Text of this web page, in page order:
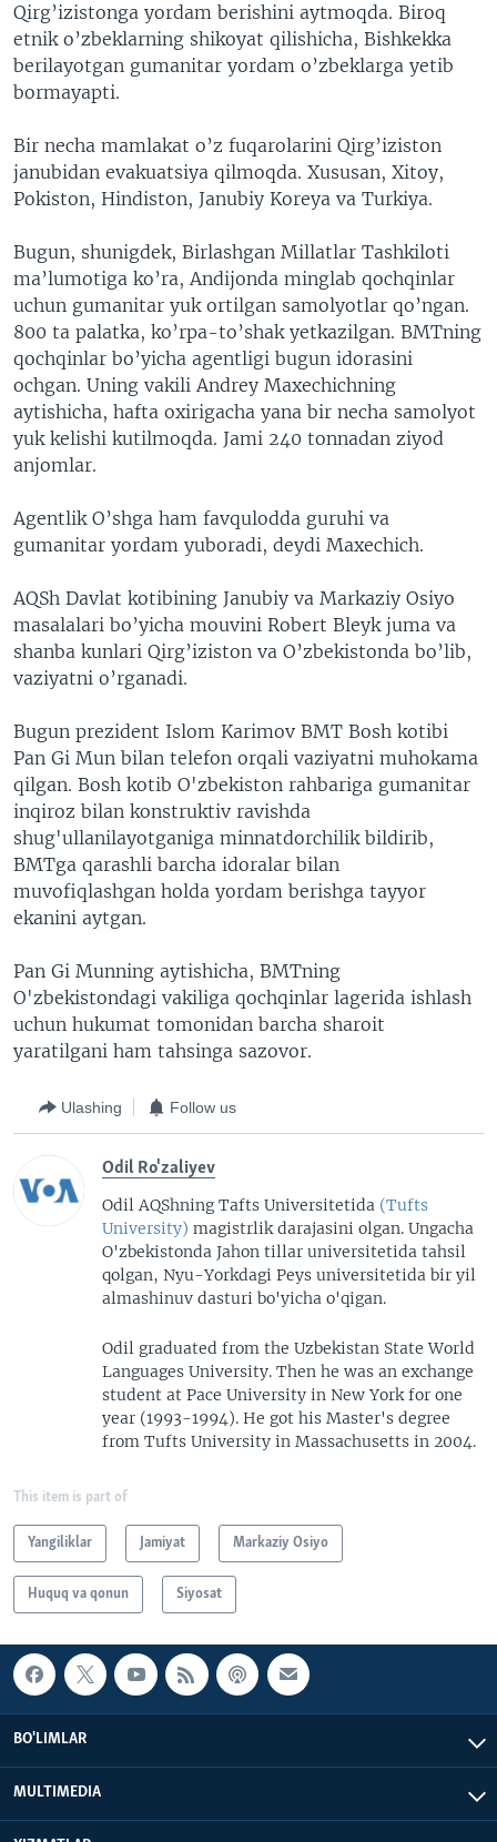
Qirg’izistonga yordam berishini aytmoqda. Biroq
etnik o’zbeklarning shikoyat qilishicha, Bishkekka
berilayotgan gumanitar yordam o’zbeklarga yetib
bormayapti.
Bir necha mamlakat o’z fuqarolarini Qirg’iziston
janubidan evakuatsiya qilmoqda. Xususan, Xitoy,
Pokiston, Hindiston, Janubiy Koreya va Turkiya.
Bugun, shunigdek, Birlashgan Millatlar Tashkiloti
ma’lumotiga ko’ra, Andijonda minglab qochqinlar
uchun gumanitar yuk ortilgan samolyotlar qo’ngan.
800 ta palatka, ko’rpa-to’shak yetkazilgan. BMTning
qochqinlar bo’yicha agentligi bugun idorasini
ochgan. Uning vakili Andrey Maxechichning
aytishicha, hafta oxirigacha yana bir necha samolyot
yuk kelishi kutilmoqda. Jami 240 tonnadan ziyod
anjomlar.
Agentlik O’shga ham favqulodda guruhi va
gumanitar yordam yuboradi, deydi Maxechich.
AQSh Davlat kotibining Janubiy va Markaziy Osiyo
masalalari bo’yicha mouvini Robert Bleyk juma va
shanba kunlari Qirg’iziston va O’zbekistonda bo’lib,
vaziyatni o’rganadi.
Bugun prezident Islom Karimov BMT Bosh kotibi
Pan Gi Mun bilan telefon orqali vaziyatni muhokama
qilgan. Bosh kotib O'zbekiston rahbariga gumanitar
inqiroz bilan konstruktiv ravishda
shug'ullanilayotganiga minnatdorchilik bildirib,
BMTga qarashli barcha idoralar bilan
muvofiqlashgan holda yordam berishga tayyor
ekanini aytgan.
Pan Gi Munning aytishicha, BMTning
O'zbekistondagi vakiliga qochqinlar lagerida ishlash
uchun hukumat tomonidan barcha sharoit
yaratilgani ham tahsinga sazovor.
Ulashing Follow us
Odil Ro'zaliyev
Odil AQShning Tafts Universitetida (Tufts
University) magistrlik darajasini olgan. Ungacha
O'zbekistonda Jahon tillar universitetida tahsil
qolgan, Nyu-Yorkdagi Peys universitetida bir yil
almashinuv dasturi bo'yicha o'qigan.
Odil graduated from the Uzbekistan State World
Languages University. Then he was an exchange
student at Pace University in New York for one
year (1993-1994). He got his Master's degree
from Tufts University in Massachusetts in 2004.
This item is part of
Yangiliklar Jamiyat Markaziy Osiyo
Huquq va qonun Siyosat
BO'LIMLAR
MULTIMEDIA